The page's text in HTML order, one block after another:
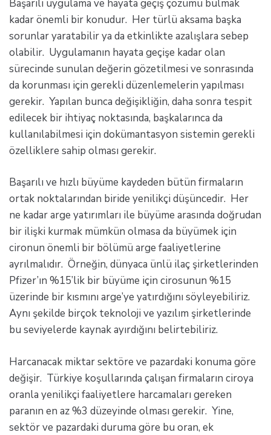
Başarılı uygulama ve hayata geçiş çözümü bulmak
kadar önemli bir konudur. Her türlü aksama başka
sorunlar yaratabilir ya da etkinlikte azalışlara sebep
olabilir. Uygulamanın hayata geçişe kadar olan
sürecinde sunulan değerin gözetilmesi ve sonrasında
da korunması için gerekli düzenlemelerin yapılması
gerekir. Yapılan bunca değişikliğin, daha sonra tespit
edilecek bir ihtiyaç noktasında, başkalarınca da
kullanılabilmesi için dokümantasyon sistemin gerekli
özelliklere sahip olması gerekir.
Başarılı ve hızlı büyüme kaydeden bütün firmaların
ortak noktalarından biride yenilikçi düşüncedir. Her
ne kadar arge yatırımları ile büyüme arasında doğrudan
bir ilişki kurmak mümkün olmasa da büyümek için
cironun önemli bir bölümü arge faaliyetlerine
ayrılmalıdır. Örneğin, dünyaca ünlü ilaç şirketlerinden
Pfizer’ın %15’lik bir büyüme için cirosunun %15
üzerinde bir kısmını arge’ye yatırdığını söyleyebiliriz.
Aynı şekilde birçok teknoloji ve yazılım şirketlerinde
bu seviyelerde kaynak ayırdığını belirtebiliriz.
Harcanacak miktar sektöre ve pazardaki konuma göre
değişir. Türkiye koşullarında çalışan firmaların ciroya
oranla yenilikçi faaliyetlere harcamaları gereken
paranın en az %3 düzeyinde olması gerekir. Yine,
sektör ve pazardaki duruma göre bu oran, ek